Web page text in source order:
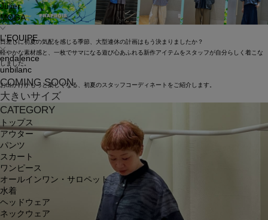
Julier
MOGA
L'EQUIPE
endalence
unbilanc
COMING SOON
大きいサイズ
CATEGORY
トップス
アウター
パンツ
スカート
ワンピース
オールインワン・サロペット
水着
ヘッドウェア
ネックウェア
日差しに初夏の気配を感じる季節、大型連休の計画はもう決まりましたか？
軽やかな素材感と、一枚でサマになる遊び心あふれる新作アイテムをスタッフが自分らしく着こな
しました。
お出かけがもっと楽しくなる、初夏のスタッフコーディネートをご紹介します。